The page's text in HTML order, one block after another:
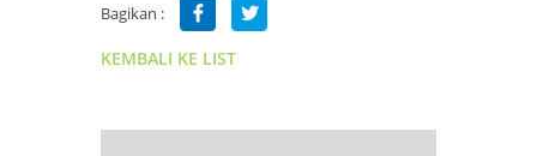
Bagikan :
KEMBALI KE LIST